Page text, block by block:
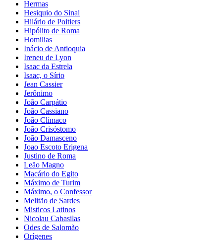
Hermas
Hesiquio do Sinai
Hilário de Poitiers
Hipólito de Roma
Homilias
Inácio de Antioquia
Ireneu de Lyon
Isaac da Estrela
Isaac, o Sírio
Jean Cassier
Jerônimo
João Carpátio
João Cassiano
João Clímaco
João Crisóstomo
João Damasceno
Joao Escoto Erigena
Justino de Roma
Leão Magno
Macário do Egito
Máximo de Turim
Máximo, o Confessor
Melitão de Sardes
Misticos Latinos
Nicolau Cabasilas
Odes de Salomão
Orígenes